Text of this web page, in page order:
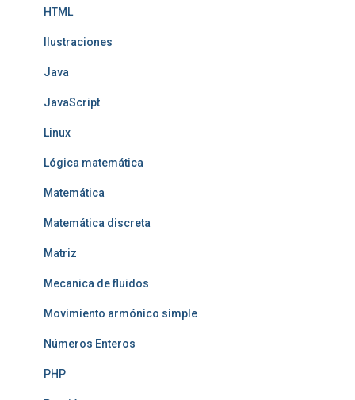
HTML
Ilustraciones
Java
JavaScript
Linux
Lógica matemática
Matemática
Matemática discreta
Matriz
Mecanica de fluidos
Movimiento armónico simple
Números Enteros
PHP